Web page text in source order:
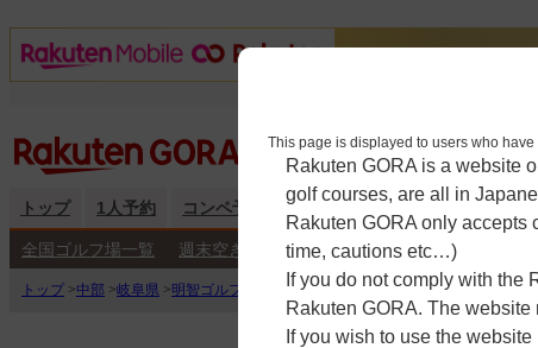
トップ 1人予約 コンペ予約 海外予約 キャンペーン
全国ゴルフ場一覧 週末空き枠検索 平日空き枠検索
トップ >中部 >岐阜県 >明智ゴルフ倶楽部 かしおゴルフ場>予約カレンダー
This page is displayed to users who
Rakuten GORA is a website
golf courses, are all in
Rakuten GORA only accepts
time, cautions etc…)
If you do not comply with the
Rakuten GORA. The
If you wish to use the